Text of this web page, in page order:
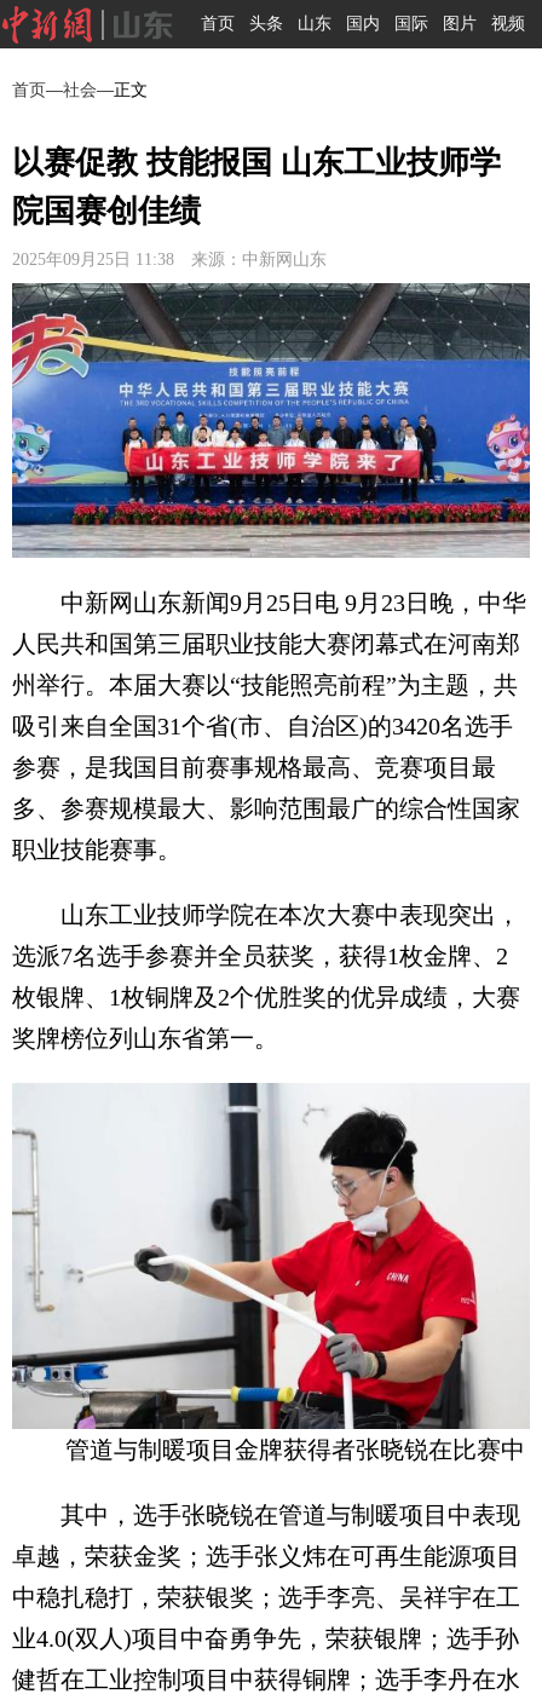
首页 头条 山东 国内 国际 图片 视频
首页—社会—正文
以赛促教 技能报国 山东工业技师学
院国赛创佳绩
2025年09月25日 11:38 来源：中新网山东
中新网山东新闻9月25日电 9月23日晚，中华
人民共和国第三届职业技能大赛闭幕式在河南郑
州举行。本届大赛以“技能照亮前程”为主题，共
吸引来自全国31个省(市、自治区)的3420名选手
参赛，是我国目前赛事规格最高、竞赛项目最
多、参赛规模最大、影响范围最广的综合性国家
职业技能赛事。
山东工业技师学院在本次大赛中表现突出，
选派7名选手参赛并全员获奖，获得1枚金牌、2
枚银牌、1枚铜牌及2个优胜奖的优异成绩，大赛
奖牌榜位列山东省第一。
管道与制暖项目金牌获得者张晓锐在比赛中
其中，选手张晓锐在管道与制暖项目中表现
卓越，荣获金奖；选手张义炜在可再生能源项目
中稳扎稳打，荣获银奖；选手李亮、吴祥宇在工
业4.0(双人)项目中奋勇争先，荣获银牌；选手孙
健哲在工业控制项目中获得铜牌；选手李丹在水